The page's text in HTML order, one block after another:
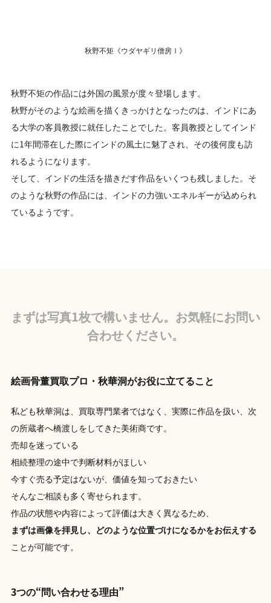
秋野不矩《ウダヤギリ僧房Ⅰ》
秋野不矩の作品には外国の風景が度々登場します。
秋野がそのような絵画を描くきっかけとなったのは、インドにあ
る大学の客員教授に就任したことでした。客員教授としてインド
に1年間滞在した際にインドの風土に魅了され、その後何度も訪
れるようになります。
そして、インドの生活を描きだす作品をいくつも残しました。そ
のような秋野の作品には、インドの力強いエネルギーが込められ
ているようです。
まずは写真1枚で構いません。お気軽にお問い
合わせください。
絵画骨董買取プロ・秋華洞がお役に立てること
私ども秋華洞は、買取専門業者ではなく、実際に作品を扱い、次
の所蔵者へ橋渡しをしてきた美術商です。
売却を迷っている
相続整理の途中で判断材料がほしい
今すぐ売る予定はないが、価値を知っておきたい
そんなご相談も多く寄せられます。
作品の状態や内容によって評価は大きく異なるため、
まずは画像を拝見し、どのような位置づけになるかをお伝えする
ことが可能です。
3つの“問い合わせる理由”